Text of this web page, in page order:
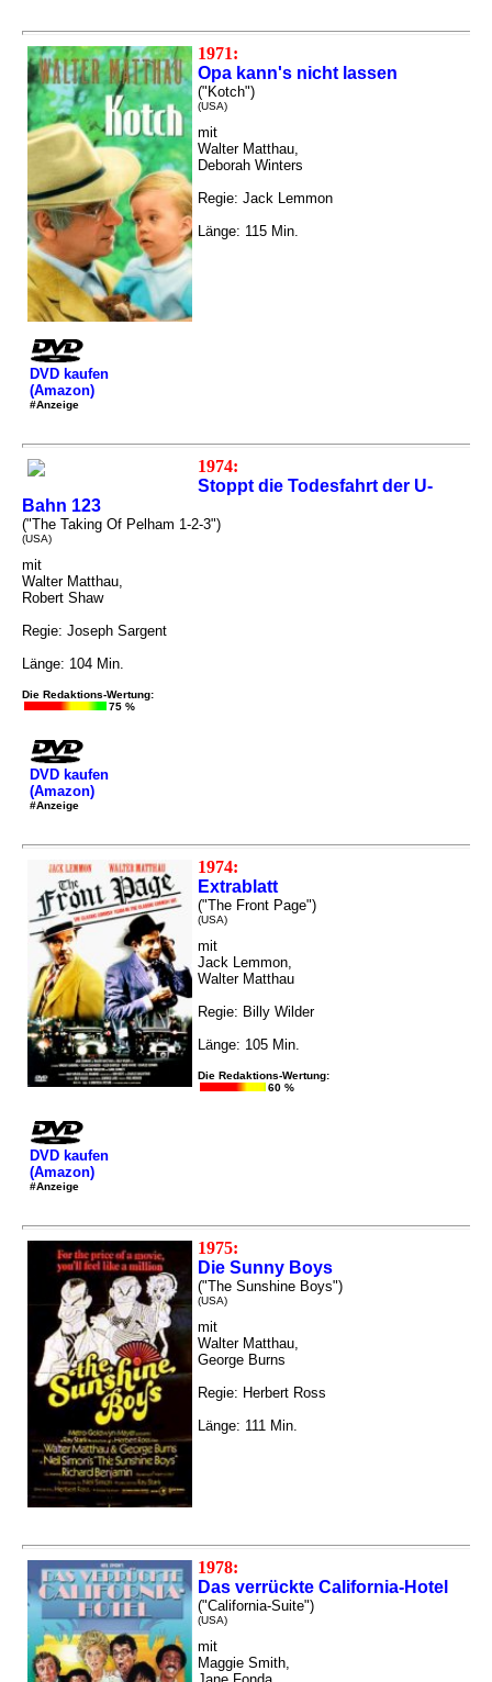
1971:
Opa kann's nicht lassen
("Kotch")
(USA)
mit
Walter Matthau,
Deborah Winters
Regie: Jack Lemmon
Länge: 115 Min.
DVD kaufen
(Amazon)
#Anzeige
1974:
Stoppt die Todesfahrt der U-
Bahn 123
("The Taking Of Pelham 1-2-3")
(USA)
mit
Walter Matthau,
Robert Shaw
Regie: Joseph Sargent
Länge: 104 Min.
Die Redaktions-Wertung:
75 %
DVD kaufen
(Amazon)
#Anzeige
1974:
Extrablatt
("The Front Page")
(USA)
mit
Jack Lemmon,
Walter Matthau
Regie: Billy Wilder
Länge: 105 Min.
Die Redaktions-Wertung:
60 %
DVD kaufen
(Amazon)
#Anzeige
1975:
Die Sunny Boys
("The Sunshine Boys")
(USA)
mit
Walter Matthau,
George Burns
Regie: Herbert Ross
Länge: 111 Min.
1978:
Das verrückte California-Hotel
("California-Suite")
(USA)
mit
Maggie Smith,